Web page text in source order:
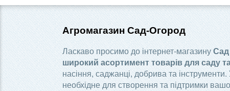
Агромагазин Сад-Огород
Ласкаво просимо до інтернет-магазину Сад
широкий асортимент товарів для саду
насіння, саджанці, добрива та
необхідне для створення та підтримки